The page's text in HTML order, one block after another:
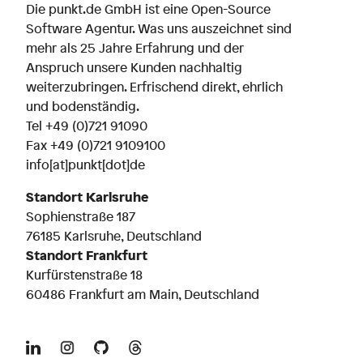
Die punkt.de GmbH ist eine Open-Source
Software Agentur. Was uns auszeichnet sind
mehr als 25 Jahre Erfahrung und der
Anspruch unsere Kunden nachhaltig
weiterzubringen. Erfrischend direkt, ehrlich
und bodenständig.
Tel +49 (0)721 91090
Fax +49 (0)721 9109100
info[at]punkt[dot]de
Standort Karlsruhe
Sophienstraße 187
76185 Karlsruhe, Deutschland
Standort Frankfurt
Kurfürstenstraße 18
60486 Frankfurt am Main, Deutschland